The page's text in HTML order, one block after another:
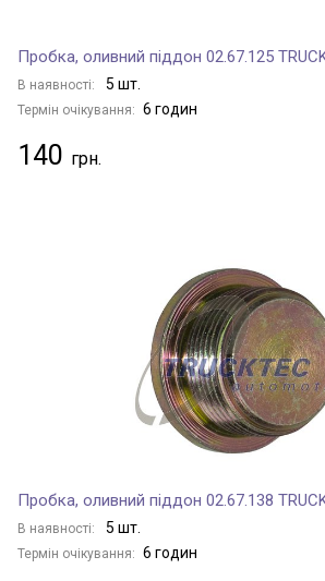
Пробка, оливний піддон 02.67.125
В наявності: 5 шт.
Термін очікування: 6 годин
140
Пробка, оливний піддон 02.67.138
В наявності: 5 шт.
Термін очікування: 6 годин